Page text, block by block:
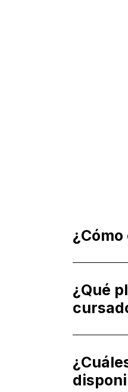
¿Qué